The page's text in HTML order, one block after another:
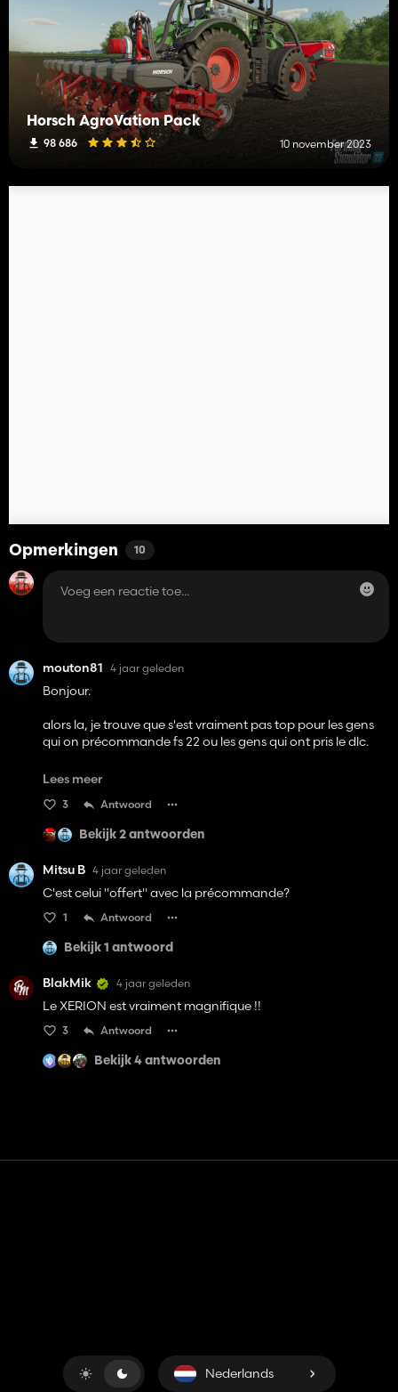
Horsch AgroVation Pack
98 686 10 november 2023
Opmerkingen 10
mouton81 4 jaar geleden
Bonjour.
alors la, je trouve que s'est vraiment pas top pour les gens
qui on précommande fs 22 ou les gens qui ont pris le dlc.
Un site de mods qui est vraiment top devrai supprimer s'est
Bon jeu et bonne journée
Lees meer
3 Antwoord
Bekijk 2 antwoorden
Mitsu B 4 jaar geleden
C'est celui "offert" avec la précommande?
1 Antwoord
Bekijk 1 antwoord
BlakMik 4 jaar geleden
Le XERION est vraiment magnifique !!
3 Antwoord
Bekijk 4 antwoorden
Nederlands